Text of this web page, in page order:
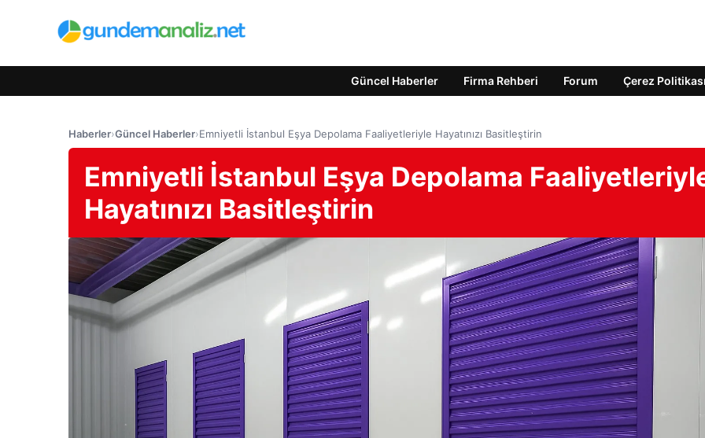
Güncel Haberler Firma Rehberi Forum Çerez Politikası
Haberler›Güncel Haberler›Emniyetli İstanbul Eşya Depolama Faaliyetleriyle Hayatınızı Basitleştirin
Emniyetli İstanbul Eşya Depolama
Hayatınızı Basitleştirin